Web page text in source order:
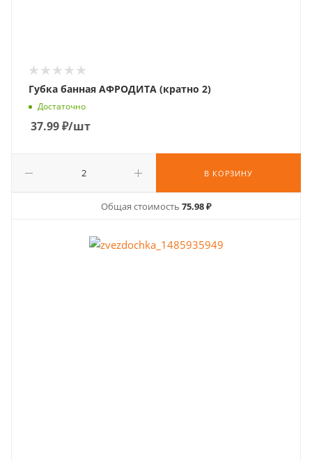
Губка банная АФРОДИТА (кратно 2)
Достаточно
37.99₽/шт
В КОРЗИНУ
Общая стоимость 75.98 ₽